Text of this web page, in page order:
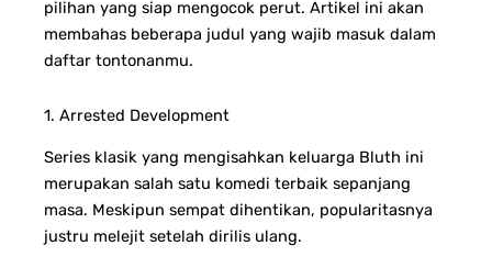
pilihan yang siap mengocok perut. Artikel ini akan
membahas beberapa judul yang wajib masuk dalam
daftar tontonanmu.
1. Arrested Development
Series klasik yang mengisahkan keluarga Bluth ini
merupakan salah satu komedi terbaik sepanjang
masa. Meskipun sempat dihentikan, popularitasnya
justru melejit setelah dirilis ulang.